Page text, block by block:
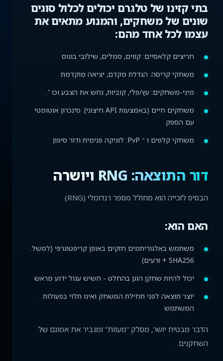
בתי קזינו של טלגרם יכולים לכלול סוגים
שונים של משחקים, והמנוע מתאים את
עצמו לכל אחד מהם:
חריצים קלאסיים: קווים, סמלים, שילובי בונוס
משחקי קריסה: הגדלת מקדם, יציאה מוקדמת
מיני-משחקים: עץ/פלי, קוביות, נחש את הצבע וכו '.
משחקים חיים (באמצעות API חיצוני): סינכרון אוטומטי
עם הספק
משחקי קלפים ו ־ PvP: לוגיקה פנימית ודור סיפון
דור התוצאה: RNG ויושרה
הבסיס לזכייה הוא מחולל מספר רנדומלי (RNG).
האם הוא:
משתמש באלגוריתמים חזקים באופן קריפטוגרפי (למשל.
SHA256 + זרעים)
יכול להיות שחקן הוגן בהחלט - חשיש עגול ידוע מראש
יוצר תוצאה לפני תחילת המשחק ואינו תלוי בפעולות
המשתמש
הדבר מבטיח יושר, מסלק ”מעוות” ומגביר את אמונם של
השחקנים.